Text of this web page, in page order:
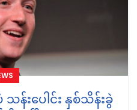
န်းပေါင်း နှစ်သိန်းခွဲ